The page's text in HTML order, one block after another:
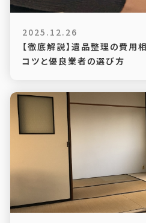
2025.12.26
【徹底解説】遺品整理の費用
コツと優良業者の選び方